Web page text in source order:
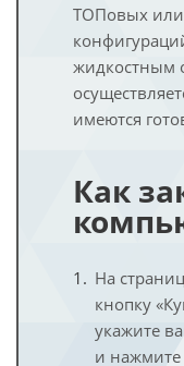
ТОПовых или
жидкостным
имеются
Как
На
кнопку
укажите
и